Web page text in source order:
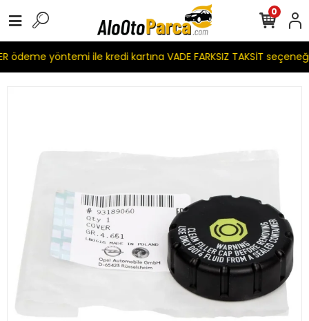
ödeme yöntemi ile kredi kartına VADE FARKSIZ TAKSİT
0